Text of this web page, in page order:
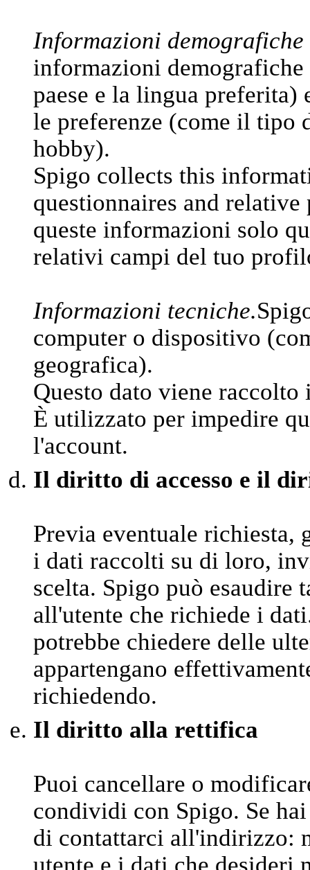
Informazioni
informazioni
paese e la lingua
le preferenze (come il tipo
hobby).
Spigo collects this
questionnaires and
queste informazioni solo
relativi campi del tuo
Informazioni tecniche.
computer o dispositivo
geografica).
Questo dato viene
È utilizzato per impedire
l'account.
Il diritto di accesso e il
Previa eventuale richiesta,
i dati raccolti su di loro,
scelta. Spigo può
all'utente che richiede i
potrebbe chiedere delle
appartengano
richiedendo.
Il diritto alla rettifica
Puoi cancellare o
condividi con Spigo. Se
di contattarci all'indirizzo:
utente e i dati che desideri